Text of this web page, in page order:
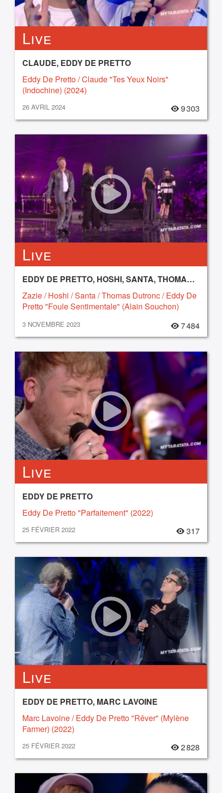
Live
CLAUDE, EDDY DE PRETTO
Eddy De Pretto / Claude "Tes Yeux Noirs"
(Indochine) (2024)
26 AVRIL 2024 9 303
Live
EDDY DE PRETTO, HOSHI, SANTA, THOMAS DUTRONC, ZAZIE
Zazie / Hoshi / Santa / Thomas Dutronc / Eddy De
Pretto "Foule Sentimentale" (Alain Souchon)
3 NOVEMBRE 2023 7 484
Live
EDDY DE PRETTO
Eddy De Pretto "Parfaitement" (2022)
25 FÉVRIER 2022 317
Live
EDDY DE PRETTO, MARC LAVOINE
Marc Lavoine / Eddy De Pretto "Rêver" (Mylène
Farmer) (2022)
25 FÉVRIER 2022 2 828